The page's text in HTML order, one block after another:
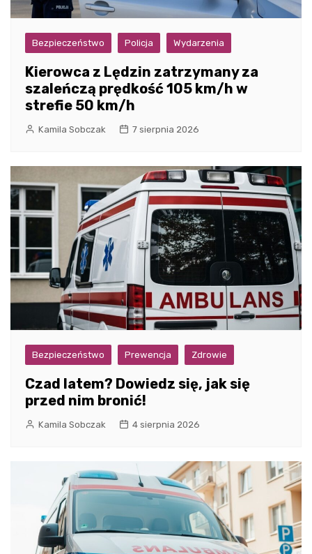
Bezpieczeństwo Policja Wydarzenia
Kierowca z Lędzin zatrzymany za
szaleńczą prędkość 105 km/h w
strefie 50 km/h
Kamila Sobczak 7 sierpnia 2026
Bezpieczeństwo Prewencja Zdrowie
Czad latem? Dowiedz się, jak się
przed nim bronić!
Kamila Sobczak 4 sierpnia 2026